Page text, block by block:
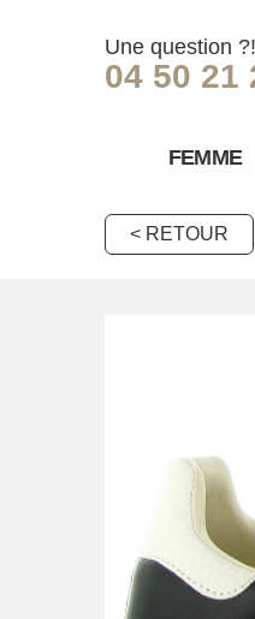
Une question ?!
04 50 21
FEMME
< RETOUR